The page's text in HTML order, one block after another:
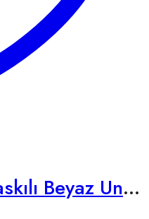
Punisher Temalı Baskılı Beyaz Unisex Tişört